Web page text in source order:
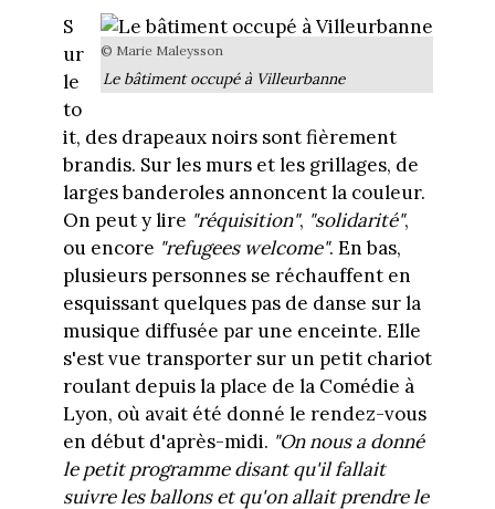
© Marie Maleysson
Le bâtiment occupé à Villeurbanne
S
ur
le
to
it, des drapeaux noirs sont fièrement
brandis. Sur les murs et les grillages, de
larges banderoles annoncent la couleur.
On peut y lire "réquisition", "solidarité",
ou encore "refugees welcome". En bas,
plusieurs personnes se réchauffent en
esquissant quelques pas de danse sur la
musique diffusée par une enceinte. Elle
s'est vue transporter sur un petit chariot
roulant depuis la place de la Comédie à
Lyon, où avait été donné le rendez-vous
en début d'après-midi. "On nous a donné
le petit programme disant qu'il fallait
suivre les ballons et qu'on allait prendre le